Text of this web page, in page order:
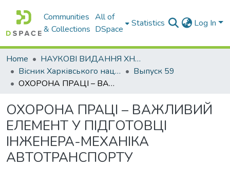
Communities
& Collections
All of
DSpace
Statistics Log In
Home
НАУКОВІ ВИДАННЯ ХНАДУ
Вісник Харківського національного автомобільно-дорожнього університету / Вестник Харьковского национального автомобильно-дорожного университета
Выпуск 59
ОХОРОНА ПРАЦІ – ВАЖЛИВИЙ ЕЛЕМЕНТ У ПІДГОТОВЦІ ІНЖЕНЕРА-МЕХАНІКА АВТОТРАНСПОРТУ
ОХОРОНА ПРАЦІ – ВАЖЛИВИЙ
ЕЛЕМЕНТ У ПІДГОТОВЦІ
ІНЖЕНЕРА-МЕХАНІКА
АВТОТРАНСПОРТУ